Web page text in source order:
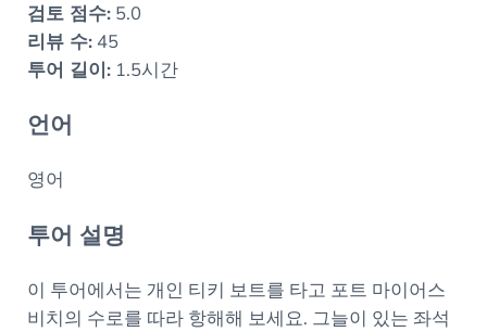
검토 점수:5.0
리뷰 수:45
투어 길이:1.5시간
언어
영어
투어 설명
이 투어에서는 개인 티키 보트를 타고 포트 마이어스
비치의 수로를 따라 항해해 보세요. 그늘이 있는 좌석